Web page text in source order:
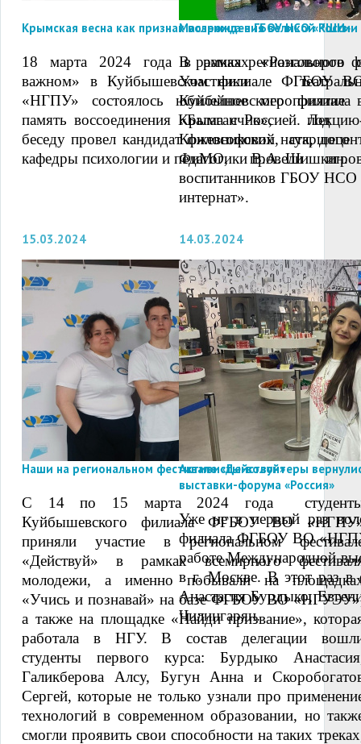
Крымская весна как признак возрождения великой России
18 марта 2024 года в рамках «Разговоров
важном» в Куйбышевском филиале ФГБОУ
«НГПУ» состоялось юбилейное мероприятие
память воссоединения Крыма с Россией.
беседу провел кандидат философских наук,
кафедры психологии и педагогики В.А. Шишкин.
Масленица в ГБОУ НСО «КШИ»
В рамках регионального
Участники
Куйбышевского
«Балаганчик», под
Кожевниковой, старшего
ФиМО, провели
воспитанников ГБОУ НСО
интернат».
15.03.2024
Наши на региональном фестивале «Действуй»
С 14 по 15 марта 2024 года
Куйбышевского филиала ФГБОУ ВО
приняли участие в региональном
«Действуй» в рамках всемирного
молодежи, а именно побывали на
«Учись и познавай» на базе ФГБОУ ВО
а также на площадке «Найди призвание»,
работала в НГУ. В состав делегации
студенты первого курса: Бурдыко
Галикберова Алсу, Бугун Анна и
Сергей, которые не только узнали про
технологий в современном образовании, но
смогли проявить свои способности на таких
14.03.2024
Активисты-волонтеры
выставки-форума «Россия»
Уже не в первый раз
филиала ФГБОУ ВО
работе Международной
в г. Москве. В этот раз в
Анастасия Бурдыко,
Чилингарян.